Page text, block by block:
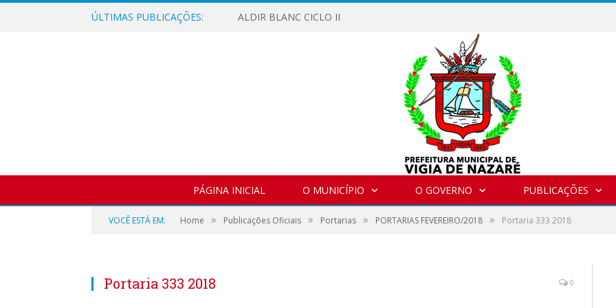
ÚLTIMAS PUBLICAÇÕES: ALDIR BLANC CICLO II
PÁGINA INICIAL O MUNICÍPIO O GOVERNO PUBLICAÇÕES
VOCÊ ESTÁ EM: Home » Publicações Oficiais » Portarias » PORTARIAS FEVEREIRO/2018 » Portaria 333 2018
Portaria 333 2018 0